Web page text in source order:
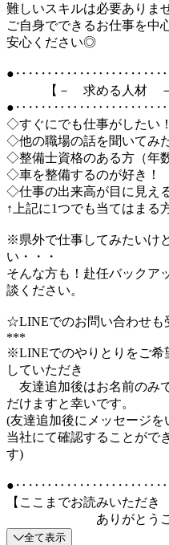
難しいスキルは必要ありま
ご自身でできるお仕事を中
安心ください◎
【－ 求める人材 －
◇すぐにでも仕事がしたい！
◇他の職場の話を聞いてみ
◇整備士資格のある方（年
◇車を整備するのが好き！
◇仕事の出来高が目に見え
↑上記に1つでも当てはまる
※県外で仕事してみたいけ
い・・・
そんな方も！赴任バックア
談ください。
☆LINEでのお問い合わせ
***
※LINEでのやりとりをご希
していただき
友達追加後はお名前のみ
だけますと幸いです。
(友達追加後にメッセージを
当社にて確認することがで
す)
【ここまでお読みいただき
ありがとうござ
全て表示